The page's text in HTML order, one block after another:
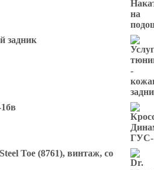
задник
Toe (8761), винтаж, со